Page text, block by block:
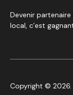
Devenir partenaire
local, c’est
Copyright © 2026.